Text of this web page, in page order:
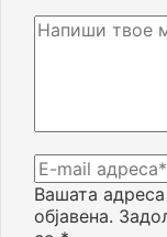
Вашата
објавена.